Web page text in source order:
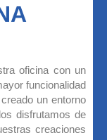
oficina con un
funcionalidad
un entorno
disfrutamos de
creaciones